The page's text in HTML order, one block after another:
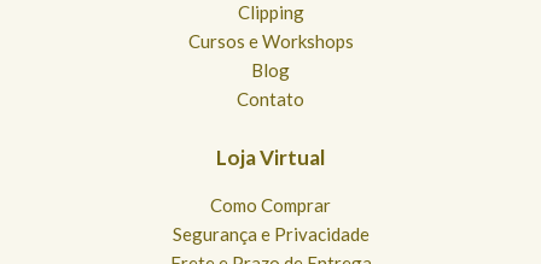
Clipping
Cursos e Workshops
Blog
Contato
Loja Virtual
Como Comprar
Segurança e Privacidade